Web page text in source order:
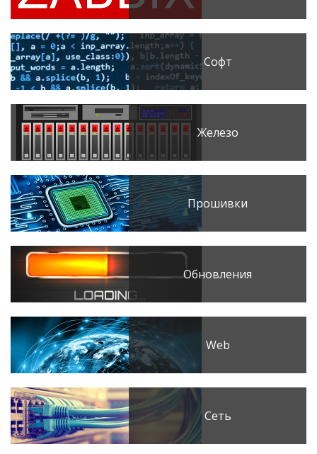
Софт
Железо
Прошивки
Обновления
Web
Сеть